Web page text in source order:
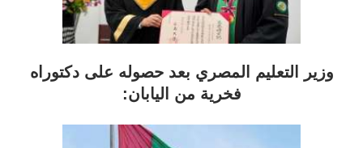
وزير التعليم المصري بعد حصوله على دكتوراه
فخرية من اليابان: